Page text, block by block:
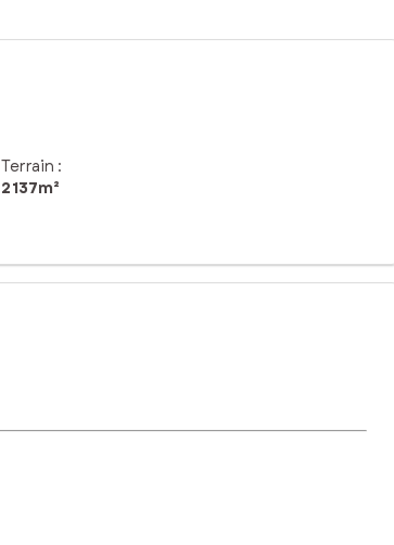
Terrain :
2 137m²